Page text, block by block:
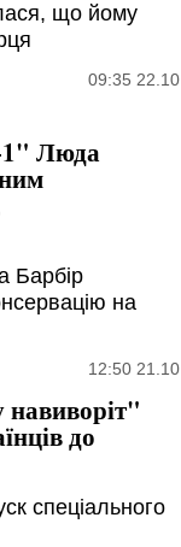
що йому
09:35 22.10
Люда
Барбір
на
12:50 21.10
до
спеціального